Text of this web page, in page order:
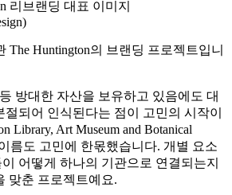
The Huntington의 브랜딩 프로젝트입니
방대한 자산을 보유하고 있음에도 대
되어 인식된다는 점이 고민의 시작이
Library, Art Museum and Botanical
름도 고민에 한몫했습니다. 개별 요소
어떻게 하나의 기관으로 연결되는지
맞춘 프로젝트예요.